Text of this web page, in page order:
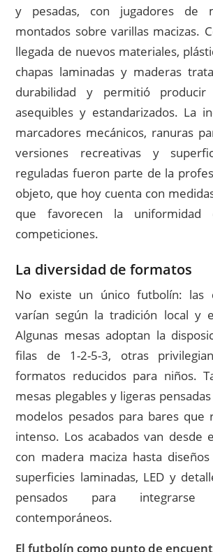
y pesadas, con jugadores de
montados sobre varillas macizas.
llegada de nuevos materiales,
chapas laminadas y maderas
durabilidad y permitió producir
asequibles y estandarizados. La
marcadores mecánicos, ranuras
versiones recreativas y
reguladas fueron parte de la
objeto, que hoy cuenta con
que favorecen la
competiciones.
La diversidad de formatos
No existe un único futbolín: las
varían según la tradición local y
Algunas mesas adoptan la
filas de 1-2-5-3, otras
formatos reducidos para niños.
mesas plegables y ligeras
modelos pesados para bares que
intenso. Los acabados van desde
con madera maciza hasta
superficies laminadas, LED y
pensados para
contemporáneos.
El futbolín como punto de